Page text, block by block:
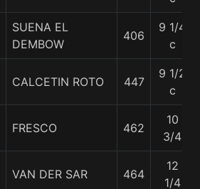
SUENA EL
DEMBOW
406
9 1/4
c
CALCETIN ROTO 447
9 1/2
c
FRESCO 462
10
3/4
VAN DER SAR 464
12
1/4